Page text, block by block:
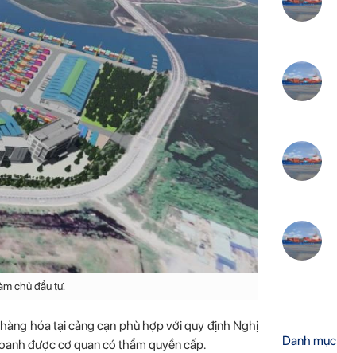
chủ đầu tư.
hóa tại cảng cạn phù hợp với quy định Nghị
được cơ quan có thẩm quyền cấp.
Danh mục